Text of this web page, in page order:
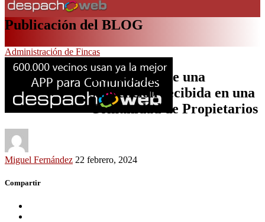
Publicación del BLOG
Administración de Fincas
Tributación de una
subvención recibida en una
Comunidad de Propietarios
Miguel Fernández 22 febrero, 2024
Compartir